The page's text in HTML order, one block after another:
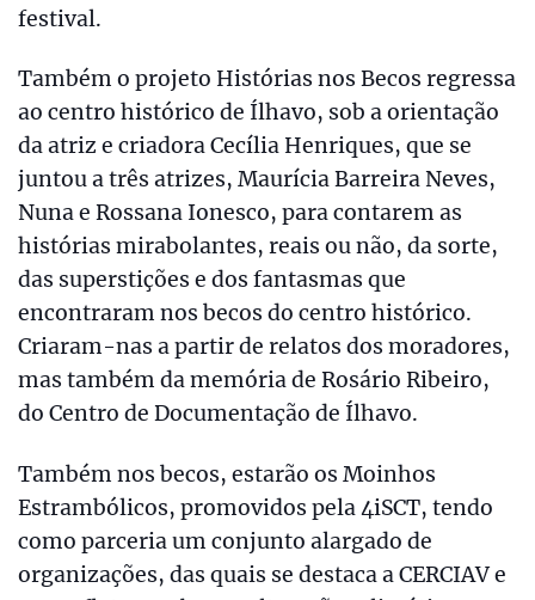
festival.
Também o projeto Histórias nos Becos regressa
ao centro histórico de Ílhavo, sob a orientação
da atriz e criadora Cecília Henriques, que se
juntou a três atrizes, Maurícia Barreira Neves,
Nuna e Rossana Ionesco, para contarem as
histórias mirabolantes, reais ou não, da sorte,
das superstições e dos fantasmas que
encontraram nos becos do centro histórico.
Criaram-nas a partir de relatos dos moradores,
mas também da memória de Rosário Ribeiro,
do Centro de Documentação de Ílhavo.
Também nos becos, estarão os Moinhos
Estrambólicos, promovidos pela 4iSCT, tendo
como parceria um conjunto alargado de
organizações, das quais se destaca a CERCIAV e